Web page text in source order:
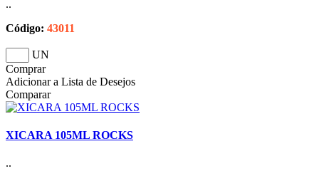
..
Código: 43011
UN
Comprar
Adicionar a Lista de Desejos
Comparar
XICARA 105ML ROCKS
..